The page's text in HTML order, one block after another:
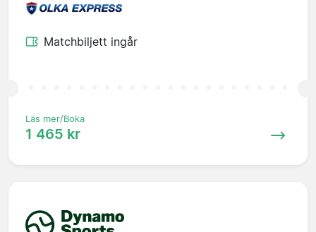
Matchbiljett ingår
Läs mer/Boka
1 465 kr